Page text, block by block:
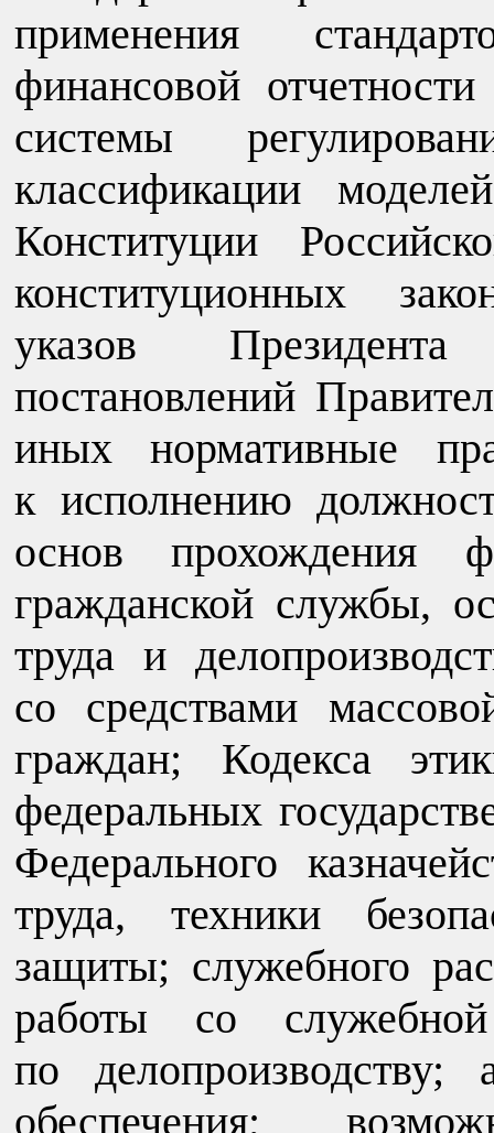
применения
финансовой
системы
классификации
Конституции
конституционных
указов
постановлений
иных нормативные
к исполнению
основ прохождения
гражданской службы,
труда и
со средствами
граждан; Кодекса
федеральных
Федерального
труда, техники
защиты; служебного
работы со
по делопроизводству;
обеспечения;